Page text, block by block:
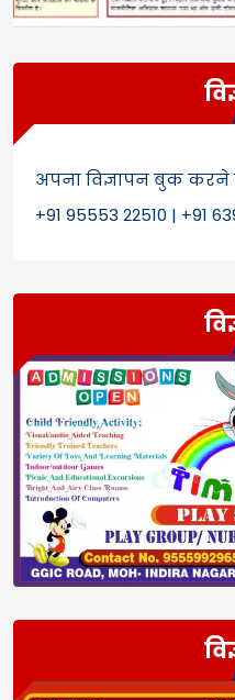
अपना विज्ञापन बुक
+91 95553 22510 | +91